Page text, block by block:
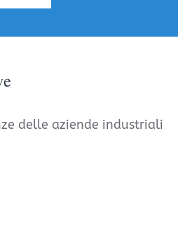
delle aziende industriali